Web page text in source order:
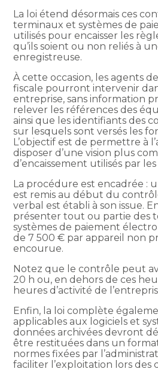
La loi étend désormais ces
terminaux et systèmes de
utilisés pour encaisser les
qu’ils soient ou non reliés à
enregistreuse.
À cette occasion, les agents
fiscale pourront intervenir
entreprise, sans information
relever les références des
ainsi que les identifiants des
sur lesquels sont versés les
L’objectif est de permettre à
disposer d’une vision plus
d’encaissement utilisés par
La procédure est encadrée :
est remis au début du
verbal est établi à son issue.
présenter tout ou partie des
systèmes de paiement
de 7 500 € par appareil non
encourue.
Notez que le contrôle peut
20 h ou, en dehors de ces
heures d’activité de
Enfin, la loi complète
applicables aux logiciels et
données archivées devront
être restituées dans un
normes fixées par
faciliter l’exploitation lors des